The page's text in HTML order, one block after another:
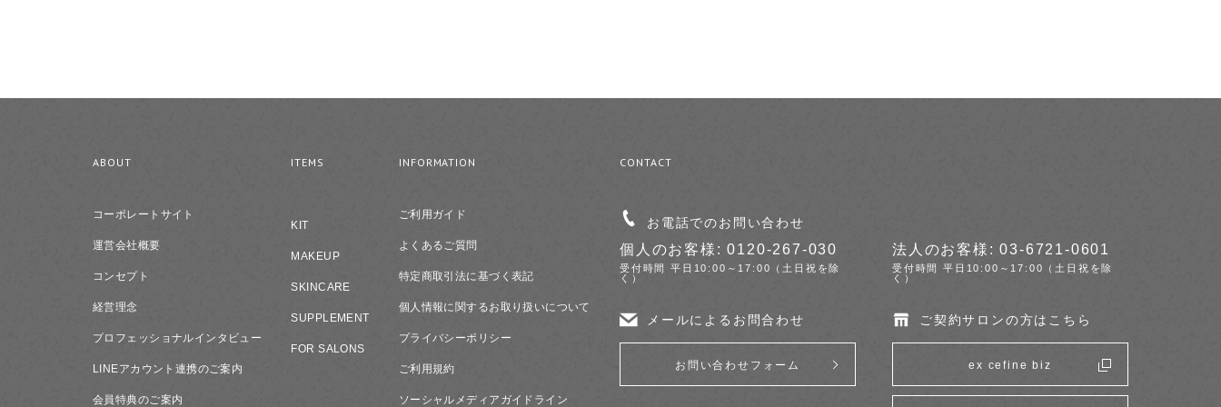
ABOUT
コーポレートサイト
運営会社概要
コンセプト
経営理念
プロフェッショナルインタビュー
LINEアカウント連携のご案内
会員特典のご案内
ITEMS
KIT
MAKEUP
SKINCARE
SUPPLEMENT
FOR SALONS
INFORMATION
ご利用ガイド
よくあるご質問
特定商取引法に基づく表記
個人情報に関するお取り扱いについて
プライバシーポリシー
ご利用規約
ソーシャルメディアガイドライン
CONTACT
お電話でのお問い合わせ
個人のお客様: 0120-267-030
受付時間 平日10:00～17:00（土日祝を除
く）
法人のお客様: 03-6721-0601
受付時間 平日10:00～17:00（土日祝を除
く）
メールによるお問合わせ
お問い合わせフォーム
ご契約サロンの方はこちら
ex cefine biz